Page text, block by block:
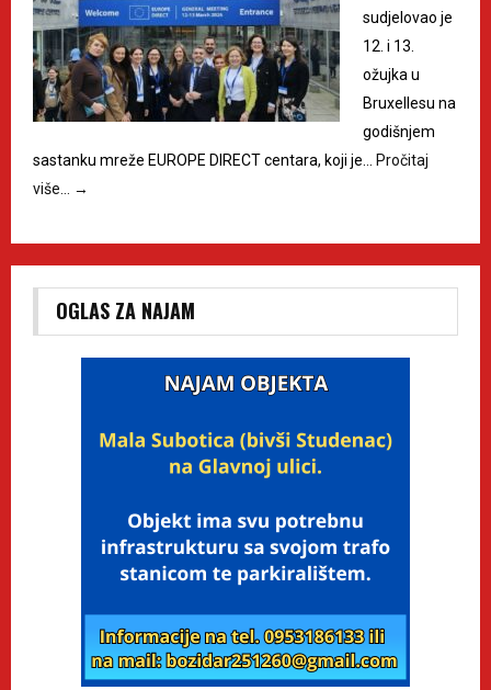
sudjelovao je
12. i 13.
ožujka u
Bruxellesu na
godišnjem
sastanku mreže EUROPE DIRECT centara, koji je…
Pročitaj
više…
→
OGLAS ZA NAJAM